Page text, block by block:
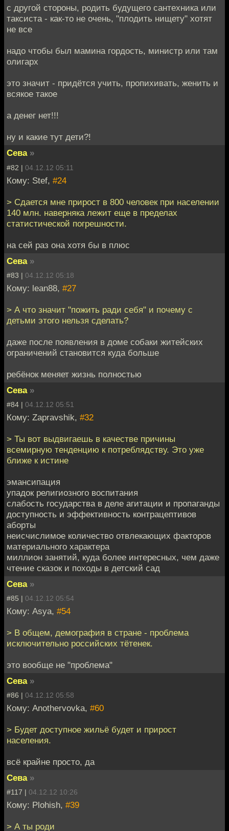
с другой стороны, родить будущего сантехника или
таксиста - как-то не очень, "плодить нищету" хотят
не все
надо чтобы был мамина гордость, министр или там
олигарх
это значит - придётся учить, пропихивать, женить и
всякое такое
а денег нет!!!
ну и какие тут дети?!
Сева »
#82 | 04.12.12 05:11
Кому: Stef, #24
> Сдается мне прирост в 800 человек при населении
140 млн. наверняка лежит еще в пределах
статистической погрешности.
на сей раз она хотя бы в плюс
Сева »
#83 | 04.12.12 05:18
Кому: lean88, #27
> А что значит "пожить ради себя" и почему с
детьми этого нельзя сделать?
даже после появления в доме собаки житейских
ограничений становится куда больше
ребёнок меняет жизнь полностью
Сева »
#84 | 04.12.12 05:51
Кому: Zapravshik, #32
> Ты вот выдвигаешь в качестве причины
всемирную тенденцию к потреблядству. Это уже
ближе к истине
эмансипация
упадок религиозного воспитания
слабость государства в деле агитации и пропаганды
доступность и эффективность контрацептивов
аборты
неисчислимое количество отвлекающих факторов
материального характера
миллион занятий, куда более интересных, чем даже
чтение сказок и походы в детский сад
Сева »
#85 | 04.12.12 05:54
Кому: Asya, #54
> В общем, демография в стране - проблема
исключительно российских тётенек.
это вообще не "проблема"
Сева »
#86 | 04.12.12 05:58
Кому: Anothervovka, #60
> Будет доступное жильё будет и прирост
населения.
всё крайне просто, да
Сева »
#117 | 04.12.12 10:26
Кому: Plohish, #39
> А ты роди